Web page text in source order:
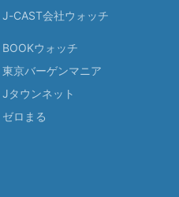
J-CAST会社ウォッチ
BOOKウォッチ
東京バーゲンマニア
Jタウンネット
ゼロまる